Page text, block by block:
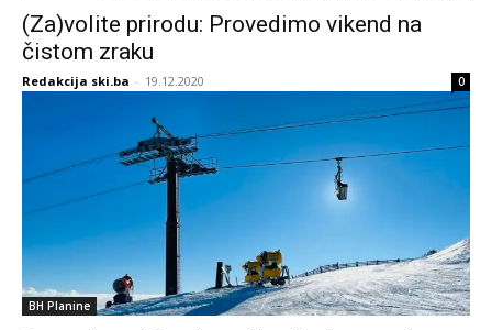
(Za)volite prirodu: Provedimo vikend na
čistom zraku
Redakcija ski.ba - 19.12.2020 0
BH Planine